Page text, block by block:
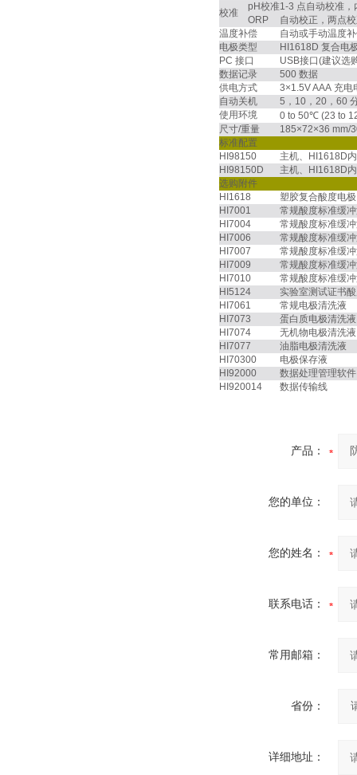
校准
pH校准1-3 点自动校准
ORP
自动校正，两点
温度补偿
自动或手动温度
电极类型
HI1618D 复合电
PC 接口
USB接口(建议选
数据记录
500 数据
供电方式
3×1.5V AAA 充电
自动关机
5，10，20，60
使用环境
0 to 50℃ (23 to
尺寸/重量
185×72×36 mm/
标准配置
HI98150
主机、HI1618D
HI98150D
主机、HI1618D
选购附件
HI1618
塑胶复合酸度电极
HI7001
常规酸度标准缓
HI7004
常规酸度标准缓
HI7006
常规酸度标准缓
HI7007
常规酸度标准缓
HI7009
常规酸度标准缓
HI7010
常规酸度标准缓
HI5124
实验室测试证书
HI7061
常规电极清洗液
HI7073
蛋白质电极清洗液
HI7074
无机物电极清洗液
HI7077
油脂电极清洗液
HI70300
电极保存液
HI92000
数据处理管理软件
HI920014
数据传输线
产品：
您的单位：
您的姓名：
联系电话：
常用邮箱：
省份：
详细地址：